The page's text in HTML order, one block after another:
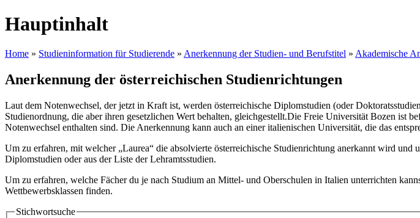
Hauptinhalt
Home » Studieninformation für Studierende » Anerkennung der Studien- und Berufstitel » Akademische
Anerkennung der österreichischen Studienrichtungen
Laut dem Notenwechsel, der jetzt in Kraft ist, werden österreichische Diplomstudien (oder
Studienordnung, die aber ihren gesetzlichen Wert behalten, gleichgestellt.Die Freie Universität Bozen ist
Notenwechsel enthalten sind. Die Anerkennung kann auch an einer italienischen Universität, die das
Um zu erfahren, mit welcher „Laurea“ die absolvierte österreichische Studienrichtung anerkannt wird
Diplomstudien oder aus der Liste der Lehramtsstudien.
Um zu erfahren, welche Fächer du je nach Studium an Mittel- und Oberschulen in Italien unterrichten
Wettbewerbsklassen finden.
Stichwortsuche